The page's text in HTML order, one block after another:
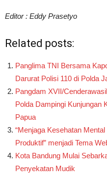
Editor : Eddy Prasetyo
Related posts:
Panglima TNI Bersama
Darurat Polisi 110 di Polda
Pangdam XVII/
Polda Dampingi Kunjungan
Papua
“Menjaga Kesehatan
Produktif” menjadi Tema
Kota Bandung Mulai
Penyekatan Mudik